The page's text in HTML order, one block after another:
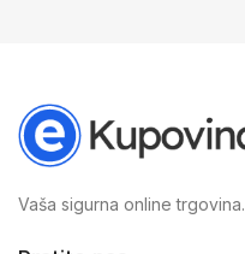
Vaša sigurna online trgovina.